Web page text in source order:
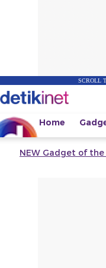
SCROLL
Home
NEW Gadget of the